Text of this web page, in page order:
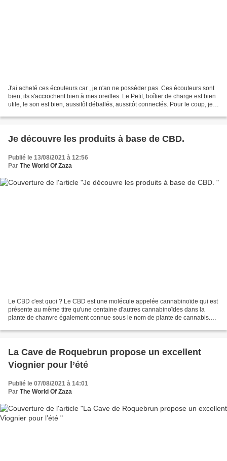
J'ai acheté ces écouteurs car , je n'an ne posséder pas. Ces écouteurs sont
bien, ils s'accrochent bien à mes oreilles. Le Petit, boîtier de charge est bien
utile, le son est bien, aussitôt déballés, aussitôt connectés. Pour le coup, je
Je découvre les produits à base de CBD.
Publié le 13/08/2021 à 12:56
Par The World Of Zaza
Le CBD c'est quoi ? Le CBD est une molécule appelée cannabinoïde qui est
présente au même titre qu'une centaine d'autres cannabinoïdes dans la
plante de chanvre également connue sous le nom de plante de cannabis.
La Cave de Roquebrun propose un excellent
Viognier pour l’été
Publié le 07/08/2021 à 14:01
Par The World Of Zaza